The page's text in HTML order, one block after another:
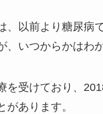
、以前より糖尿病
、いつからかはわ
を受けており、
があります。